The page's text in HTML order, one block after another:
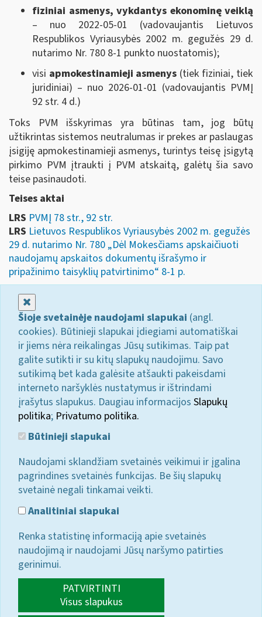
fiziniai asmenys, vykdantys ekonominę veiklą
– nuo 2022-05-01 (vadovaujantis Lietuvos
Respublikos Vyriausybės 2002 m. gegužės 29 d.
nutarimo Nr. 780 8-1 punkto nuostatomis);
visi apmokestinamieji asmenys (tiek fiziniai, tiek
juridiniai) – nuo 2026-01-01 (vadovaujantis PVMĮ
92 str. 4 d.)
Toks PVM išskyrimas yra būtinas tam, jog būtų
užtikrintas sistemos neutralumas ir prekes ar paslaugas
įsigiję apmokestinamieji asmenys, turintys teisę įsigytą
pirkimo PVM įtraukti į PVM atskaitą, galėtų šia savo
teise pasinaudoti.
Teises aktai
LRS PVMĮ 78 str., 92 str.
LRS Lietuvos Respublikos Vyriausybės 2002 m. gegužės
29 d. nutarimo Nr. 780 „Dėl Mokesčiams apskaičiuoti
naudojamų apskaitos dokumentų išrašymo ir
pripažinimo taisyklių patvirtinimo“ 8-1 p.
Šioje svetainėje naudojami slapukai (angl.
cookies). Būtinieji slapukai įdiegiami automatiškai
ir jiems nėra reikalingas Jūsų sutikimas. Taip pat
galite sutikti ir su kitų slapukų naudojimu. Savo
sutikimą bet kada galėsite atšaukti pakeisdami
interneto naršyklės nustatymus ir ištrindami
įrašytus slapukus. Daugiau informacijos Slapukų
politika; Privatumo politika.
Būtinieji slapukai
Naudojami sklandžiam svetainės veikimui ir įgalina
pagrindines svetainės funkcijas. Be šių slapukų
svetainė negali tinkamai veikti.
Analitiniai slapukai
Renka statistinę informaciją apie svetainės
naudojimą ir naudojami Jūsų naršymo patirties
gerinimui.
PATVIRTINTI
Visus slapukus